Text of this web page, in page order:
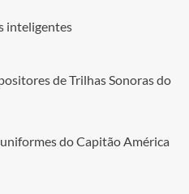
inteligentes
de Trilhas Sonoras do
do Capitão América